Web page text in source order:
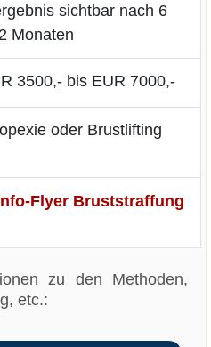
sichtbar nach 6
Monaten
3500,- bis EUR 7000,-
oder Brustlifting
Flyer Bruststraffung
zu den Methoden,
etc.: